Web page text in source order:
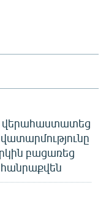
վերահաստատեց
բացառեց